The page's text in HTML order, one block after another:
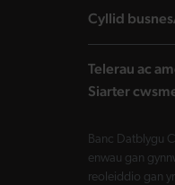
Cyllid busnes
Telerau ac
Siarter
Banc Datblygu
enwau gan
reoleiddio gan